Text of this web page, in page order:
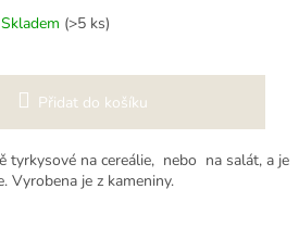
Měrná
cena:
Skladem (>5 ks)
Přidat do košíku
tyrkysové na cereálie, nebo na salát, a je
Vyrobena je z kameniny.